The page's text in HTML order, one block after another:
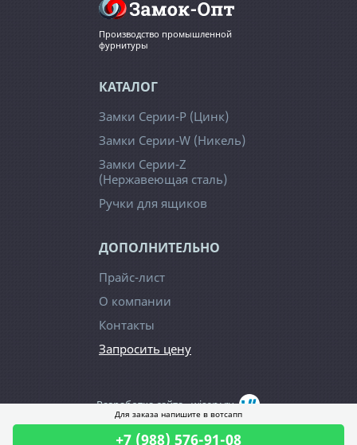
Для заказа напишите в вотсапп
+7 (988) 576-91-08
Производство промышленной
фурнитуры
КАТАЛОГ
Замки Серии-Р (Цинк)
Замки Серии-W (Никель)
Замки Серии-Z
(Нержавеющая сталь)
Ручки для ящиков
ДОПОЛНИТЕЛЬНО
Прайс-лист
О компании
Контакты
Запросить цену
Разработка сайта -wiserv.ru
2026 г. Все права защищены